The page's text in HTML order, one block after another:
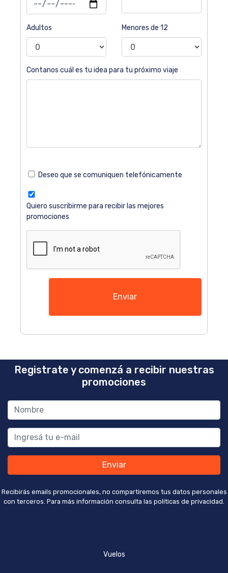
Adultos Menores de 12
Contanos cuál es tu idea para tu próximo viaje
Deseo que se comuniquen telefónicamente
Quiero suscribirme para recibir las mejores
promociones
Enviar
Registrate y comenzá a recibir nuestras
promociones
Enviar
Recibirás emails promocionales, no compartiremos tus datos personales
con terceros. Para más información consulta las políticas de privacidad.
Vuelos